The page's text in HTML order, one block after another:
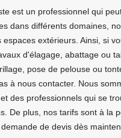
est un professionnel qui
dans différents domaines,
espaces extérieurs. Ainsi, si
d'élagage, abattage ou
pose de pelouse ou
à nous contacter. Nous
des professionnels qui se
De plus, nos tarifs sont à la
de devis dès